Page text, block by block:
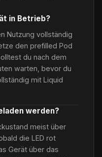
in Betrieb?
Nutzung vollständig
den prefilled Pod
du nach dem
warten, bevor du
mit Liquid
werden?
meist über
die LED rot
Gerät über das